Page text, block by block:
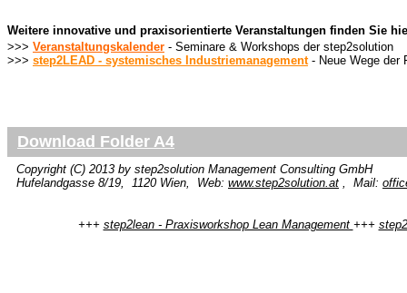
Weitere innovative und praxisorientierte Veranstaltungen finden Sie
>>> Veranstaltungskalender - Seminare & Workshops der step2solution
>>> step2LEAD - systemisches Industriemanagement- Neue Wege der
Download Folder A4
Copyright (C) 2013 by step2solution Management Consulting GmbH
Hufelandgasse 8/19, 1120 Wien, Web: www.step2solution.at , Mail:
+++ step2lean - Praxisworkshop Lean Management +++